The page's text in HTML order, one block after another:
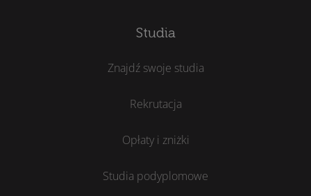
Studia
Znajdź swoje studia
Rekrutacja
Opłaty i zniżki
Studia podyplomowe